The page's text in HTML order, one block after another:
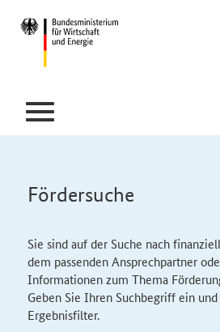
Fördersuche
Sie sind auf der Suche nach
dem passenden Ansprechpartner
Informationen zum Thema
Geben Sie Ihren Suchbegriff ein
Ergebnisfilter.